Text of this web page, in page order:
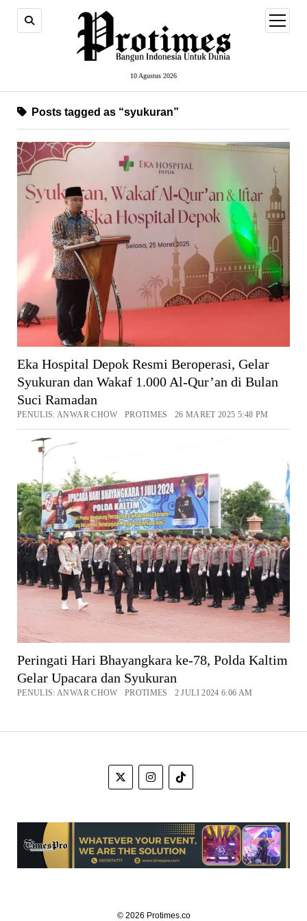
10 Agustus 2026
open
menu
Posts tagged as “syukuran”
Eka Hospital Depok Resmi Beroperasi, Gelar
Syukuran dan Wakaf 1.000 Al-Qur’an di Bulan
Suci Ramadan
PENULIS: ANWAR CHOW PROTIMES 26 MARET 2025 5:48 PM
Peringati Hari Bhayangkara ke-78, Polda Kaltim
Gelar Upacara dan Syukuran
PENULIS: ANWAR CHOW PROTIMES 2 JULI 2024 6:06 AM
© 2026 Protimes.co